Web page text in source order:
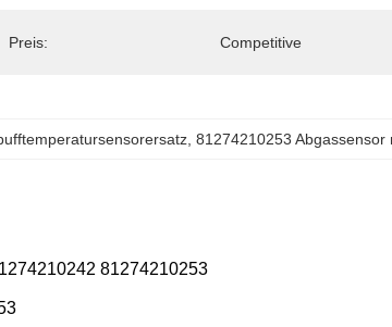
Preis: Competitive
, 81274210253 Abgassensor
81274210253